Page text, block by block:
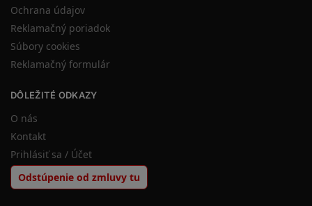
Ochrana údajov
Reklamačný poriadok
Súbory cookies
Reklamačný formulár
DÔLEŽITÉ ODKAZY
O nás
Kontakt
Prihlásiť sa / Účet
Odstúpenie od zmluvy tu